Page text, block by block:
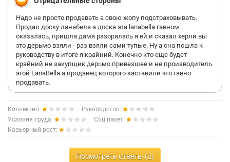
Надо не просто продавать а свою жопу подстраховывать.
Продал доску ланабела а доска эта lanabella гавном
оказалась, пришла дама разоралась я ей и сказал херли вы
это дерьмо взяли - раз взяли сами тупые. Ну а она пошла к
руководству в итоге я крайний. Конечно кто еще будет
крайний не закупщик дерьмо привезшее и не производитель
этой LanaBella а продавец которого заставили это гавно
продавать.
Коллектив:
Руководство:
Условия труда:
Соц.пакет:
Карьерный рост:
Посмотреть ответы (2)